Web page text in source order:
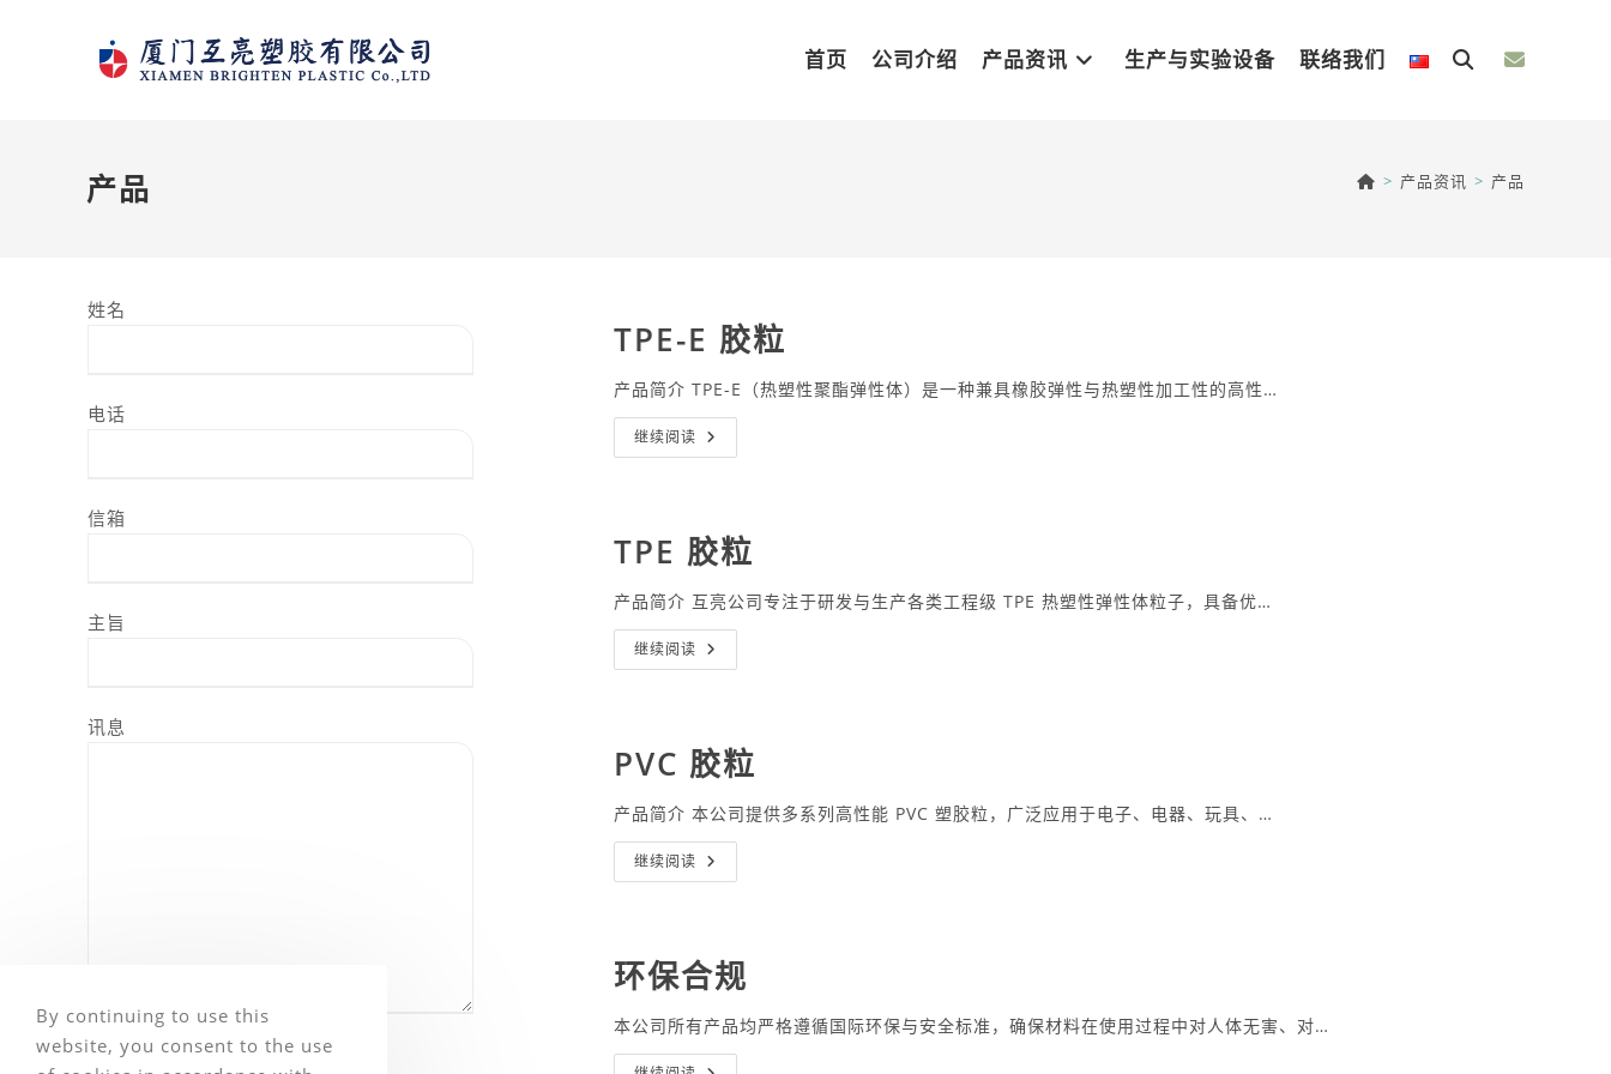
首页 公司介绍 产品资讯 生产与实验设备 联络我们 Toggle
website
产品 > 产品资讯 > 产品
TPE-E 胶粒
产品简介 TPE-E（热塑性聚酯弹性体）是一种兼具橡胶弹性与热塑性加工性的高性…
继续阅读 TPE-
E
TPE 胶粒
产品简介 互亮公司专注于研发与生产各类工程级 TPE 热塑性弹性体粒子，具备优…
继续阅读 TPE
胶
PVC 胶粒
产品简介 本公司提供多系列高性能 PVC 塑胶粒，广泛应用于电子、电器、玩具、…
继续阅读 PVC
胶
环保合规
本公司所有产品均严格遵循国际环保与安全标准，确保材料在使用过程中对人体无害、对…
姓名
电话
信箱
主旨
讯息
By continuing to use this
website, you consent to the use